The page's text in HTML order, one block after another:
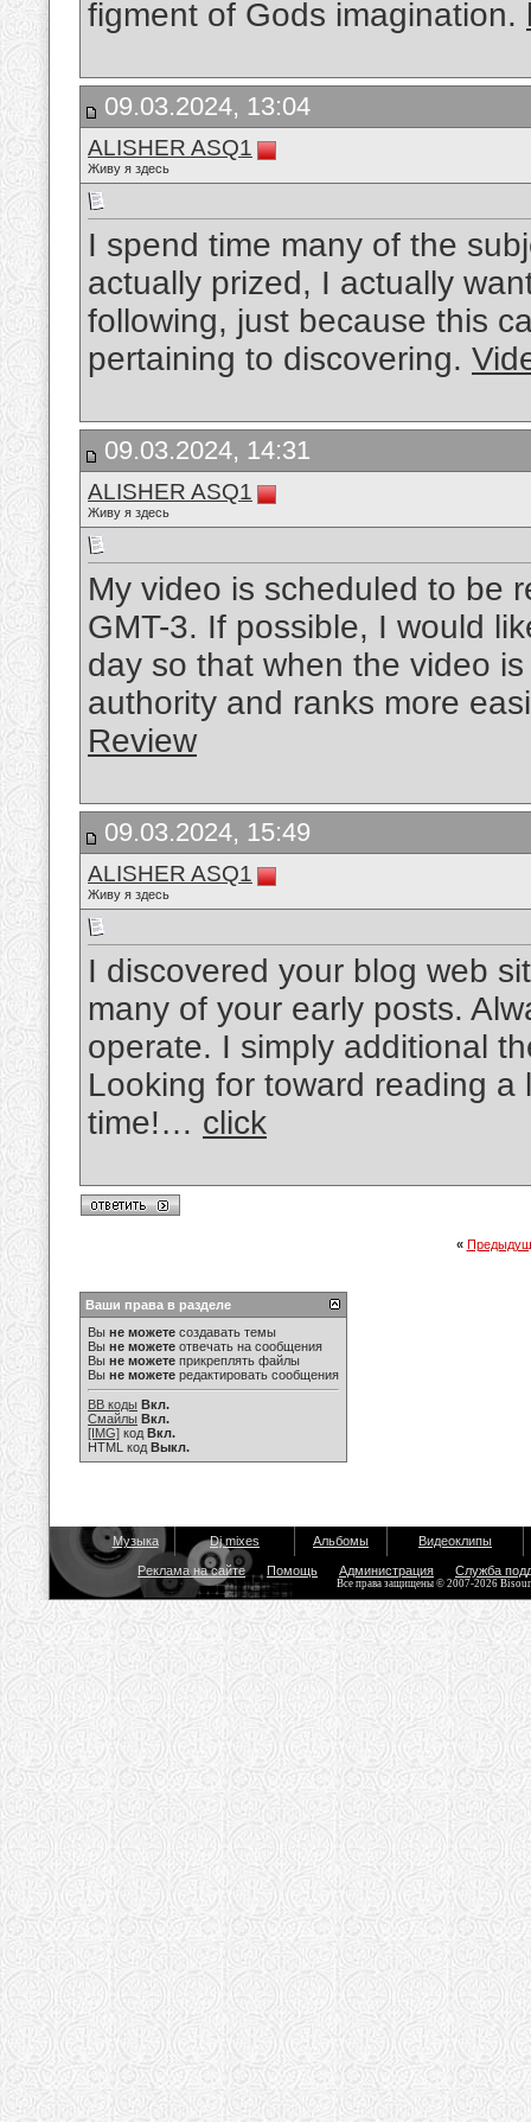
figment of Gods imagination.
09.03.2024, 13:04
ALISHER ASQ1
Живу я здесь
I spend time many of the
actually prized, I actually
following, just because this
pertaining to discovering.
09.03.2024, 14:31
ALISHER ASQ1
Живу я здесь
My video is scheduled to be
GMT-3. If possible, I would
day so that when the video
authority and ranks more
Review
09.03.2024, 15:49
ALISHER ASQ1
Живу я здесь
I discovered your blog web
many of your early posts.
operate. I simply additional
Looking for toward reading
time!… click
«
Ваши права в разделе
Вы не можете создавать темы
Вы не можете отвечать на сообщения
Вы не можете прикреплять файлы
Вы не можете редактировать сообщения
BB коды Вкл.
Смайлы Вкл.
[IMG] код Вкл.
HTML код Выкл.
Музыка Dj mixes Альбомы Видеоклипы
Реклама на сайте Помощь Администрация Служба
Все права защищены © 2007-2026